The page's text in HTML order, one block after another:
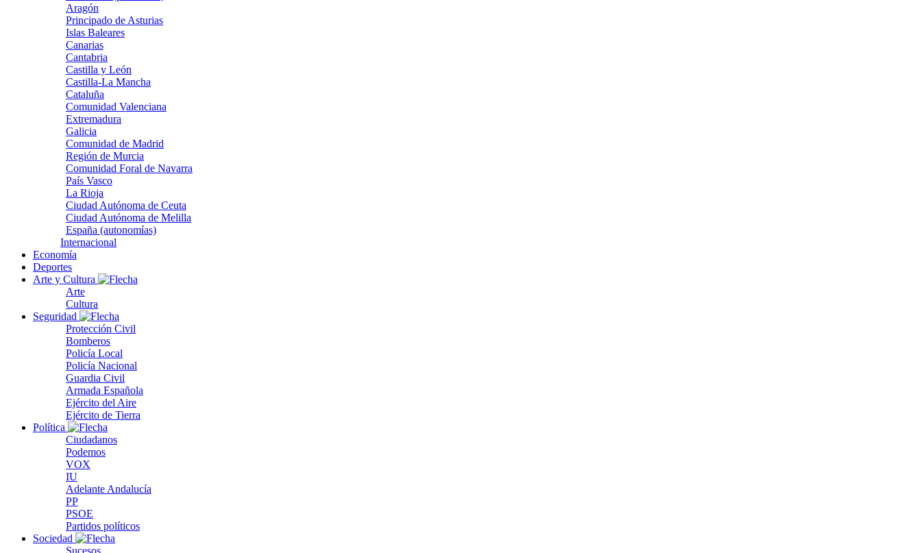
Aragón
Principado de Asturias
Islas Baleares
Canarias
Cantabria
Castilla y León
Castilla-La Mancha
Cataluña
Comunidad Valenciana
Extremadura
Galicia
Comunidad de Madrid
Región de Murcia
Comunidad Foral de Navarra
País Vasco
La Rioja
Ciudad Autónoma de Ceuta
Ciudad Autónoma de Melilla
España (autonomías)
Internacional
Economía
Deportes
Arte y Cultura
Arte
Cultura
Seguridad
Protección Civil
Bomberos
Policía Local
Policía Nacional
Guardia Civil
Armada Española
Ejército del Aire
Ejército de Tierra
Política
Ciudadanos
Podemos
VOX
IU
Adelante Andalucía
PP
PSOE
Partidos políticos
Sociedad